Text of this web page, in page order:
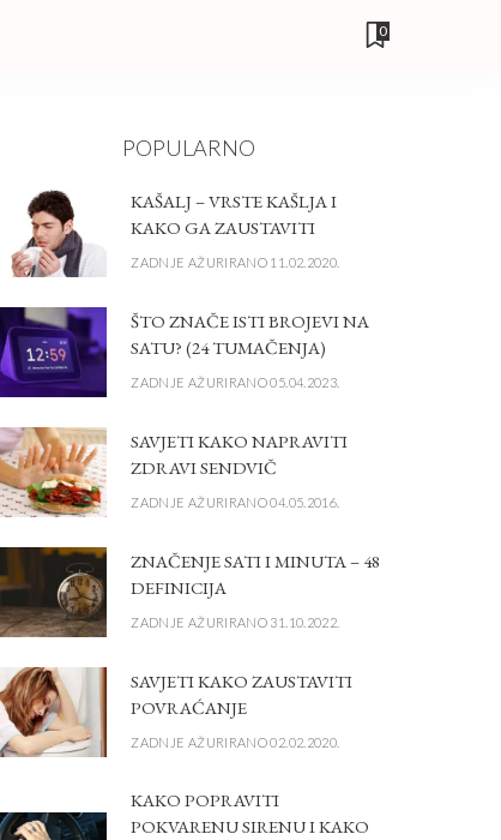
0
POPULARNO
KAŠALJ – VRSTE KAŠLJA I
KAKO GA ZAUSTAVITI
ZADNJE AŽURIRANO 11.02.2020.
ŠTO ZNAČE ISTI BROJEVI NA
SATU? (24 TUMAČENJA)
ZADNJE AŽURIRANO 05.04.2023.
SAVJETI KAKO NAPRAVITI
ZDRAVI SENDVIČ
ZADNJE AŽURIRANO 04.05.2016.
ZNAČENJE SATI I MINUTA – 48
DEFINICIJA
ZADNJE AŽURIRANO 31.10.2022.
SAVJETI KAKO ZAUSTAVITI
POVRAĆANJE
ZADNJE AŽURIRANO 02.02.2020.
KAKO POPRAVITI
POKVARENU SIRENU I KAKO